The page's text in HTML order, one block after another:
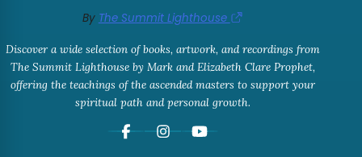
By The Summit Lighthouse
Discover a wide selection of books, artwork, and recordings from
The Summit Lighthouse by Mark and Elizabeth Clare Prophet,
offering the teachings of the ascended masters to support your
spiritual path and personal growth.